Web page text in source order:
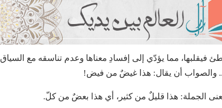
مما يؤدّي إلى إفسادِ معناها وعدم تناسقه مع السياق
والصواب أن يقال: هذا غيضٌ من فيض!
الجملة: هذا قليلٌ من كثير، أي هذا بعضٌ من كلّ.